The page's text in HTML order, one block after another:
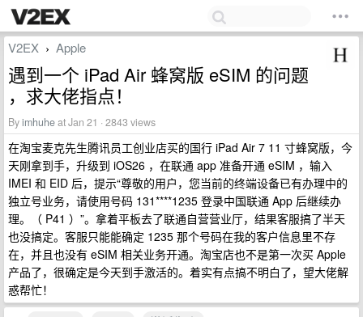
V2EX › Apple
遇到一个 iPad Air 蜂窝版 eSIM 的问题
，求大佬指点！
Byimhuheat Jan 21 · 2843 views
在淘宝麦克先生腾讯员工创业店买的国行 iPad Air 7 11 寸蜂窝版，今
天刚拿到手，升级到 iOS26 ，在联通 app 准备开通 eSIM ，输入
IMEI 和 EID 后，提示“尊敬的用户，您当前的终端设备已有办理中的
独立号业务，请使用号码 131****1235 登录中国联通 App 后继续办
理。（ P41 ）”。拿着平板去了联通自营营业厅，结果客服搞了半天
也没搞定。客服只能能确定 1235 那个号码在我的客户信息里不存
在，并且也没有 eSIM 相关业务开通。淘宝店也不是第一次买 Apple
产品了，很确定是今天到手激活的。着实有点搞不明白了，望大佬解
惑帮忙！